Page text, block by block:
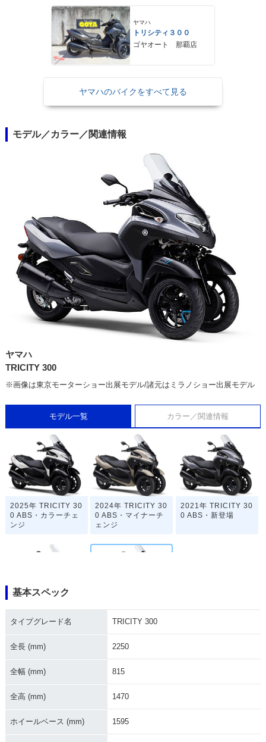
ヤマハ
トリシティ３００
ゴヤオート 那覇店
ヤマハのバイクをすべて見る
モデル／カラー／関連情報
ヤマハ
TRICITY 300
※画像は東京モーターショー出展モデル/諸元はミラノショー出展モデル
モデル一覧 カラー／関連情報
2025年 TRICITY 30
0 ABS・カラーチェ
ンジ
2024年 TRICITY 30
0 ABS・マイナーチ
ェンジ
2021年 TRICITY 30
0 ABS・新登場
0
基本スペック
タイプグレード名 TRICITY 300
全長 (mm) 2250
全幅 (mm) 815
全高 (mm) 1470
ホイールベース (mm) 1595